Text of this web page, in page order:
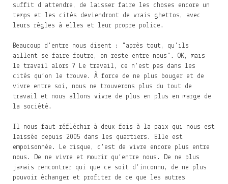
suffit d'attendre, de laisser faire les choses encore un
temps et les cités deviendront de vrais ghettos, avec
leurs règles à elles et leur propre police.
Beaucoup d'entre nous disent : "après tout, qu'ils
aillent se faire foutre, on reste entre nous". OK, mais
le travail alors ? Le travail, ce n’est pas dans les
cités qu’on le trouve. À force de ne plus bouger et de
vivre entre soi, nous ne trouverons plus du tout de
travail et nous allons vivre de plus en plus en marge de
la société.
Il nous faut réfléchir à deux fois à la paix qui nous est
laissée depuis 2005 dans les quartiers. Elle est
empoisonnée. Le risque, c'est de vivre encore plus entre
nous. De ne vivre et mourir qu’entre nous. De ne plus
jamais rencontrer qui que ce soit d’inconnu, de ne plus
pouvoir échanger et profiter de ce que les autres